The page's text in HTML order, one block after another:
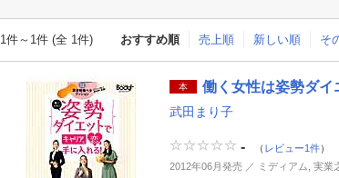
1件～1件 (全 1件) おすすめ順 売上順 新しい順 そ
本 働く女性は姿勢ダイ
武田まり子
- （ レビュー1件）
2012年06月発売 ／ ミディアム, 実業